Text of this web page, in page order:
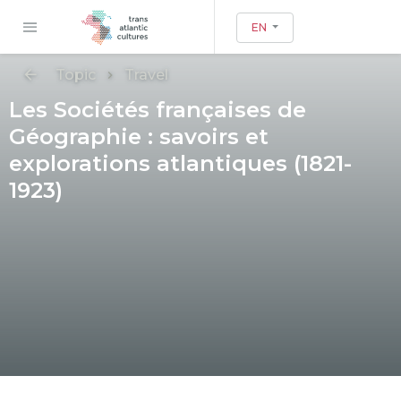
EN
Topic Travel
Les Sociétés françaises de
Géographie : savoirs et
explorations atlantiques (1821-
1923)